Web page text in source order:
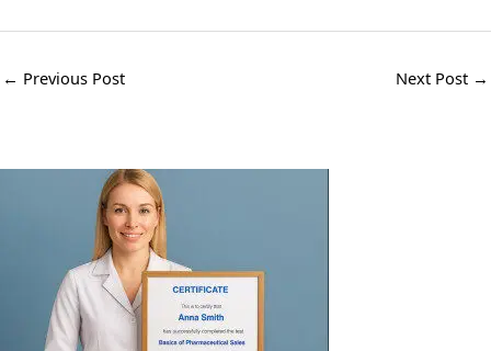
← Previous Post Next Post →